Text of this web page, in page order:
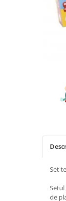
Jucarii si jocuri
Masini, trenuri,
Masinute
Biciclete fara
Set
de